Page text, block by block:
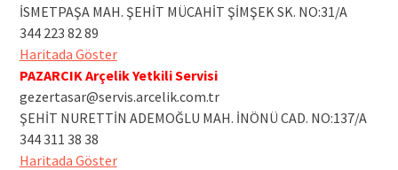
İSMETPAŞA MAH. ŞEHİT MÜCAHİT ŞİMŞEK SK. NO:31/A
344 223 82 89
Haritada Göster
PAZARCIK Arçelik Yetkili Servisi
gezertasar@servis.arcelik.com.tr
ŞEHİT NURETTİN ADEMOĞLU MAH. İNÖNÜ CAD. NO:137/A
344 311 38 38
Haritada Göster